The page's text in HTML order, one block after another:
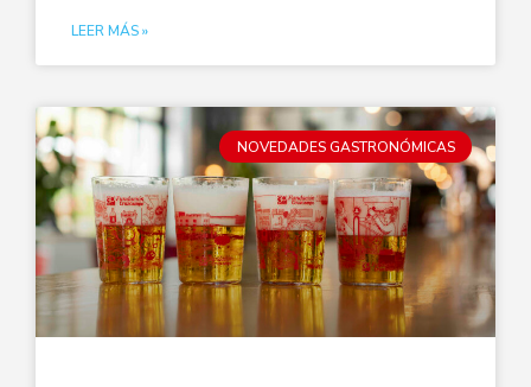
LEER MÁS »
NOVEDADES GASTRONÓMICAS